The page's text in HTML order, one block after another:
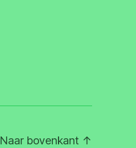
Naar bovenkant ↑